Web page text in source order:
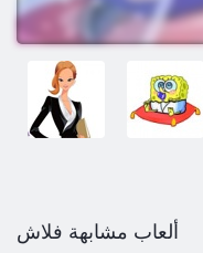
ألعاب مشابهة فلاش